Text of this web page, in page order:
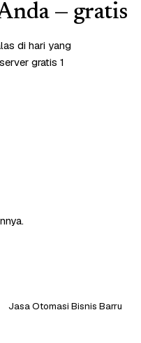
— gratis
di hari yang
gratis 1
Jasa Otomasi Bisnis Barru